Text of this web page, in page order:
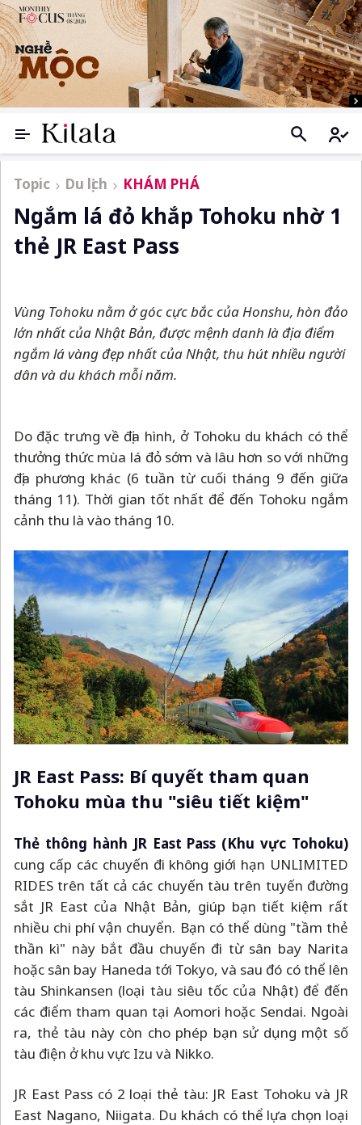
Topic Du lịch KHÁM PHÁ
Ngắm lá đỏ khắp Tohoku nhờ 1
thẻ JR East Pass
Vùng Tohoku nằm ở góc cực bắc của Honshu, hòn đảo
lớn nhất của Nhật Bản, được mệnh danh là địa điểm
ngắm lá vàng đẹp nhất của Nhật, thu hút nhiều người
dân và du khách mỗi năm.
Do đặc trưng về địa hình, ở Tohoku du khách có thể
thưởng thức mùa lá đỏ sớm và lâu hơn so với những
địa phương khác (6 tuần từ cuối tháng 9 đến giữa
tháng 11). Thời gian tốt nhất để đến Tohoku ngắm
cảnh thu là vào tháng 10.
JR East Pass: Bí quyết tham quan
Tohoku mùa thu "siêu tiết kiệm"
Thẻ thông hành JR East Pass (Khu vực Tohoku)
cung cấp các chuyến đi không giới hạn UNLIMITED
RIDES trên tất cả các chuyến tàu trên tuyến đường
sắt JR East của Nhật Bản, giúp bạn tiết kiệm rất
nhiều chi phí vận chuyển. Bạn có thể dùng "tầm thẻ
thần kì" này bắt đầu chuyến đi từ sân bay Narita
hoặc sân bay Haneda tới Tokyo, và sau đó có thể lên
tàu Shinkansen (loại tàu siêu tốc của Nhật) để đến
các điểm tham quan tại Aomori hoặc Sendai. Ngoài
ra, thẻ tàu này còn cho phép bạn sử dụng một số
tàu điện ở khu vực Izu và Nikko.
JR East Pass có 2 loại thẻ tàu: JR East Tohoku và JR
East Nagano, Niigata. Du khách có thể lựa chọn loại